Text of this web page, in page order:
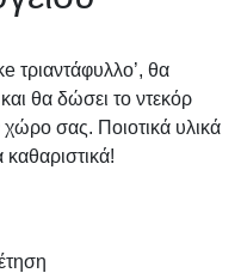
τριαντάφυλλο’, θα
θα δώσει το ντεκόρ
σας. Ποιοτικά υλικά